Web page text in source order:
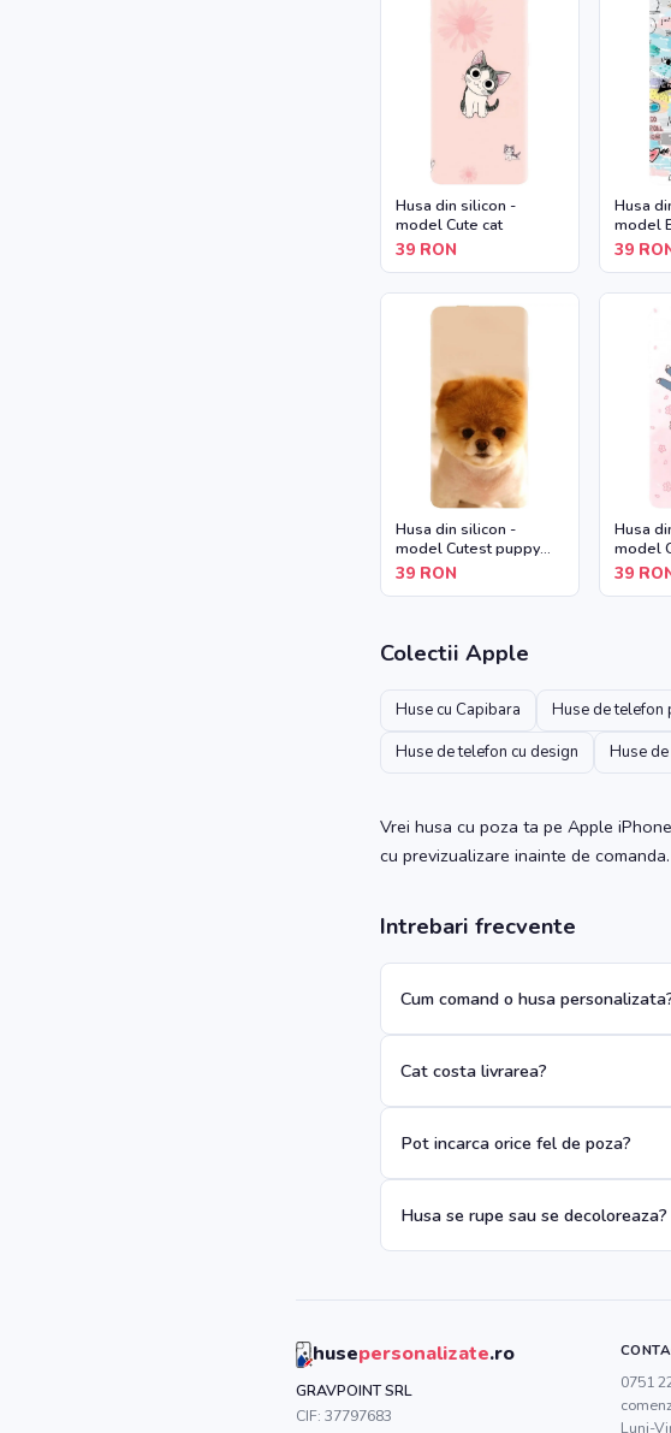
Husa din silicon -
model Cute cat
39 RON
Husa
model
39
Husa din silicon -
model Cutest puppy
dog
39 RON
Husa
model
39
Colectii Apple
Huse cu Capibara Huse de telefon
Huse de telefon cu design
Huse
Vrei husa cu poza ta pe Apple
cu previzualizare inainte de comanda.
Intrebari frecvente
Cum comand o husa
Cat costa livrarea?
Pot incarca orice fel de poza?
Husa se rupe sau se decoloreaza?
husepersonalizate.ro
GRAVPOINT SRL
CIF: 37797683
0751
Luni-